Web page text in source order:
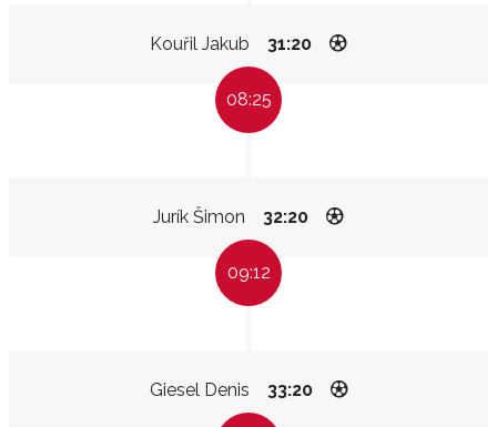
Kouřil Jakub 31:20
08:25
Jurík Šimon 32:20
09:12
Giesel Denis 33:20